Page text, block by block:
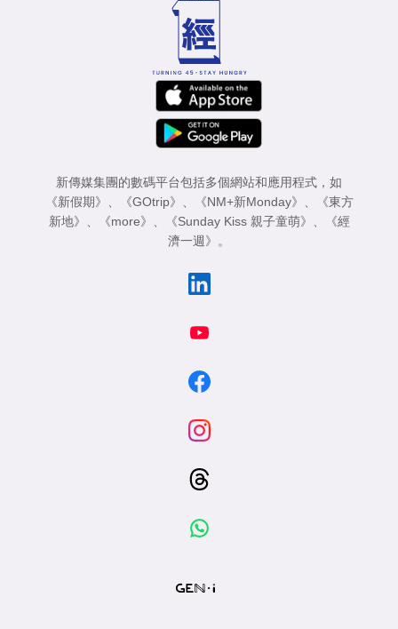
新傳媒集團的數碼平台包括多個網站和應用程式，如
《新假期》
《GOtrip》 《NM+新Monday》
《東方
新地》
《more》 《Sunday Kiss 親子童萌》
《經
濟一週》
。